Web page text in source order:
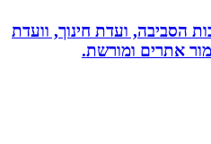
ועדת חינוך, וועדת
ומורשת.